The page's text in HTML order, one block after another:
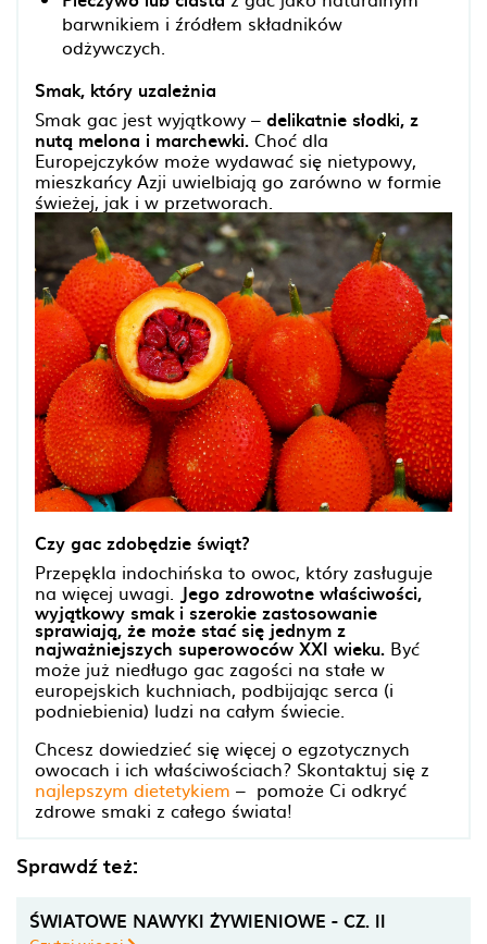
barwnikiem i źródłem składników
odżywczych.
Smak, który uzależnia
Smak gac jest wyjątkowy – delikatnie słodki, z
nutą melona i marchewki. Choć dla
Europejczyków może wydawać się nietypowy,
mieszkańcy Azji uwielbiają go zarówno w formie
świeżej, jak i w przetworach.
Czy gac zdobędzie świąt?
Przepękla indochińska to owoc, który zasługuje
na więcej uwagi. Jego zdrowotne właściwości,
wyjątkowy smak i szerokie zastosowanie
sprawiają, że może stać się jednym z
najważniejszych superowoców XXI wieku. Być
może już niedługo gac zagości na stałe w
europejskich kuchniach, podbijając serca (i
podniebienia) ludzi na całym świecie.
Chcesz dowiedzieć się więcej o egzotycznych
owocach i ich właściwościach? Skontaktuj się z
najlepszym dietetykiem – pomoże Ci odkryć
zdrowe smaki z całego świata!
Sprawdź też:
ŚWIATOWE NAWYKI ŻYWIENIOWE - CZ. II